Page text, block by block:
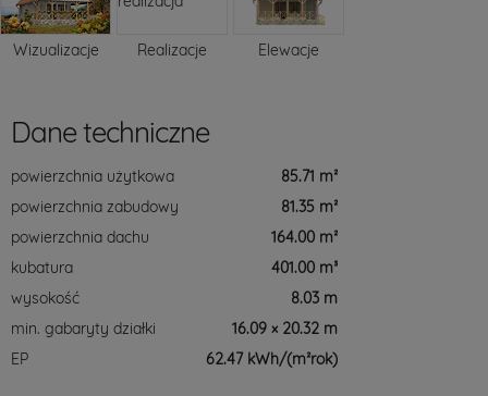
Wizualizacje Realizacje Elewacje
Dane techniczne
powierzchnia użytkowa
85.71 m²
powierzchnia zabudowy
81.35 m²
powierzchnia dachu
164.00 m²
kubatura
401.00 m³
wysokość
8.03 m
min. gabaryty działki
16.09 × 20.32 m
EP
62.47 kWh/(m²rok)